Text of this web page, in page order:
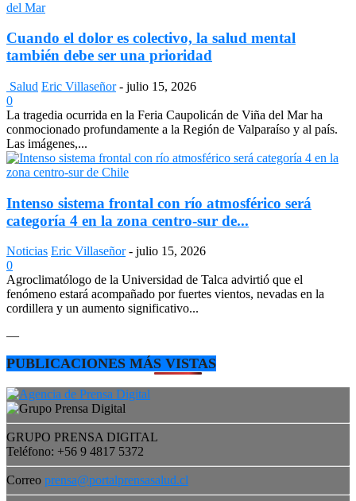
Cuando el dolor es colectivo, la salud mental
también debe ser una prioridad
Salud Eric Villaseñor - julio 15, 2026
0
La tragedia ocurrida en la Feria Caupolicán de Viña del Mar ha
conmocionado profundamente a la Región de Valparaíso y al país.
Las imágenes,...
Intenso sistema frontal con río atmosférico será
categoría 4 en la zona centro-sur de...
Noticias Eric Villaseñor - julio 15, 2026
0
Agroclimatólogo de la Universidad de Talca advirtió que el
fenómeno estará acompañado por fuertes vientos, nevadas en la
cordillera y un aumento significativo...
—
PUBLICACIONES MÁS VISTAS
GRUPO PRENSA DIGITAL
Teléfono: +56 9 4817 5372
Correo prensa@portalprensasalud.cl